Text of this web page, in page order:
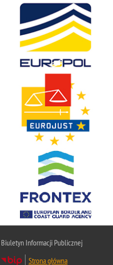
Biuletyn Informacji Publicznej
Strona główna